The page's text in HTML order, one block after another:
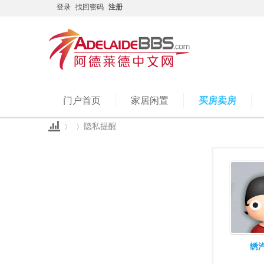
登录 找回密码 注册
门户首页 家居闲置 买房卖房
隐私提醒
绣